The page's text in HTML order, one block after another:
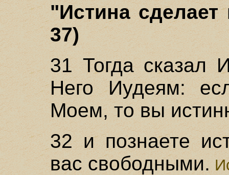
"Истина
37)
31 Тогда сказал
Него Иудеям:
Моем, то вы
32 и познаете
вас свободными.